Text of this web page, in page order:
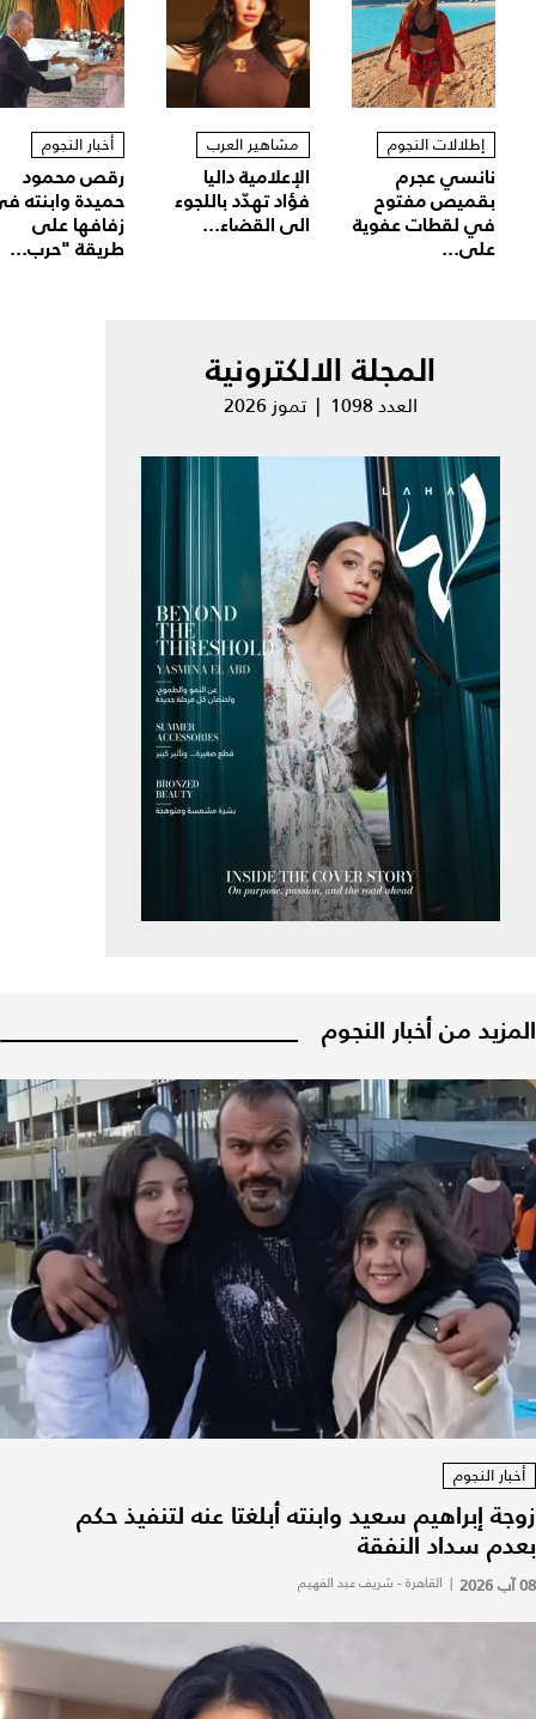
إطلالات النجوم
نانسي عجرم
بقميص مفتوح
في لقطات عفوية
على...
مشاهير العرب
الإعلامية داليا
فؤاد تهدّد باللجوء
الى القضاء...
أخبار النجوم
رقص محمود
حميدة وابنته
زفافها على
طريقة "حرب...
المجلة الالكترونية
العدد 1098 | تموز 2026
المزيد من أخبار النجوم
أخبار النجوم
زوجة إبراهيم سعيد وابنته أبلغتا عنه لتنفيذ حكم
بعدم سداد النفقة
08 آب 2026 | القاهرة - شريف عبد الفهيم